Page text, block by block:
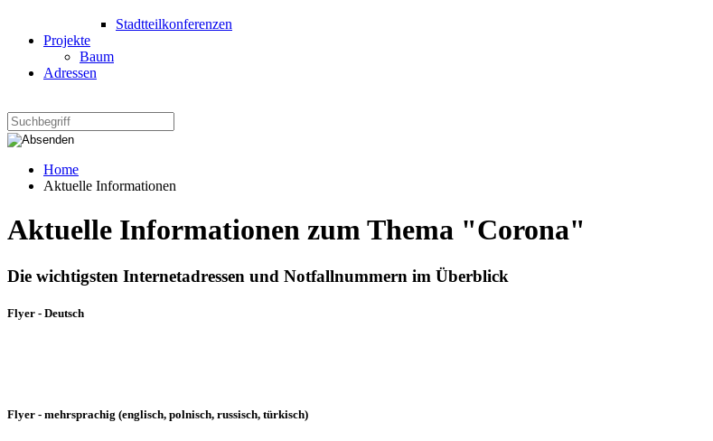
Stadtteilkonferenzen
Projekte
Baum
Adressen
Home
Aktuelle Informationen
Aktuelle Informationen zum Thema "Corona"
Die wichtigsten Internetadressen und Notfallnummern im Überblick
Flyer - Deutsch
Flyer - mehrsprachig (englisch, polnisch, russisch, türkisch)